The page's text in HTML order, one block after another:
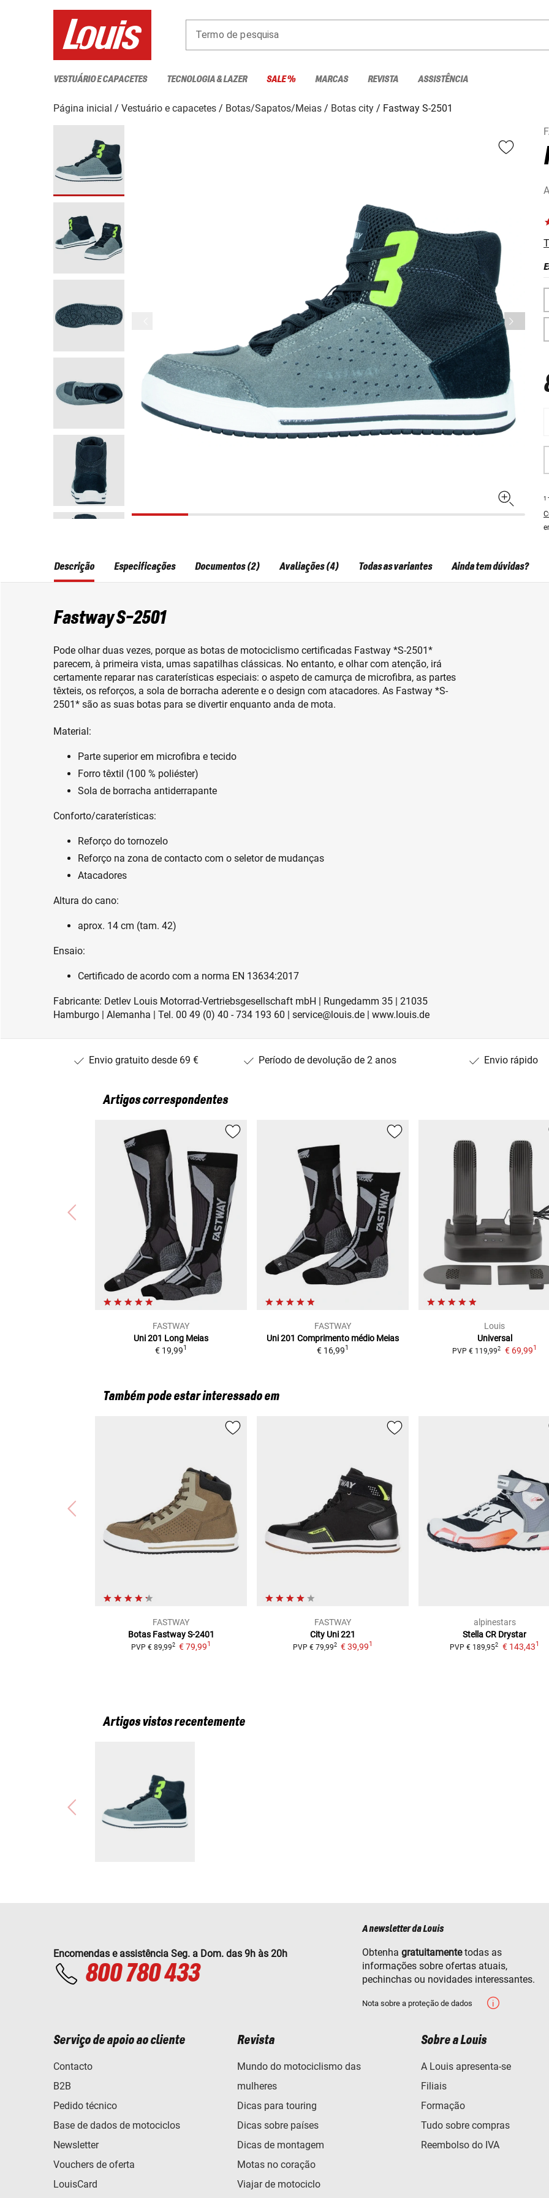
Termo de pesquisa
VESTUÁRIO E CAPACETES TECNOLOGIA & LAZER SALE % MARCAS REVISTA ASSISTÊNCIA
Página inicial Vestuário e capacetes Botas/Sapatos/Meias Botas city
Fastway S-2501
1
Descrição
Fastway S-2501
Pode olhar duas vezes, porque as botas de motociclismo certificadas Fastway *S-2501*
parecem, à primeira vista, umas sapatilhas clássicas. No entanto, e olhar com atenção, irá
certamente reparar nas caraterísticas especiais: o aspeto de camurça de microfibra, as partes
têxteis, os reforços, a sola de borracha aderente e o design com atacadores. As Fastway *S-
2501* são as suas botas para se divertir enquanto anda de mota.
Material:
Parte superior em microfibra e tecido
Forro têxtil (100 % poliéster)
Sola de borracha antiderrapante
Conforto/caraterísticas:
Reforço do tornozelo
Reforço na zona de contacto com o seletor de mudanças
Atacadores
Altura do cano:
aprox. 14 cm (tam. 42)
Ensaio:
Certificado de acordo com a norma EN 13634:2017
Fabricante: Detlev Louis Motorrad-Vertriebsgesellschaft mbH | Rungedamm 35 | 21035
Hamburgo | Alemanha | Tel. 00 49 (0) 40 - 734 193 60 | service@louis.de | www.louis.de
Especificações Documentos (2) Avaliações (4) Todas as variantes Ainda tem dúvidas?
Envio gratuito desde 69 € Período de devolução de 2 anos Envio rápido
Artigos correspondentes
FASTWAY
Uni 201 Long Meias
€ 19,991
FASTWAY
Uni 201 Comprimento médio Meias
€ 16,991
Louis
Universal
PVP € 119,992 € 69,991
Também pode estar interessado em
FASTWAY
Botas Fastway S-2401
PVP € 89,992 € 79,991
FASTWAY
City Uni 221
PVP € 79,992 € 39,991
alpinestars
Stella CR Drystar
PVP € 189,952 € 143,431
Artigos vistos recentemente
Encomendas e assistência Seg. a Dom. das 9h às 20h
800 780 433
A newsletter da Louis
Obtenha gratuitamentetodas as
informações sobre ofertas atuais,
pechinchas ou novidades interessantes.
Nota sobre a proteção de dados
Serviço de apoio ao cliente
Contacto
B2B
Pedido técnico
Base de dados de motociclos
Newsletter
Vouchers de oferta
LouisCard
Revista
Mundo do motociclismo das
mulheres
Dicas para touring
Dicas sobre países
Dicas de montagem
Motas no coração
Viajar de motociclo
Sobre a Louis
A Louis apresenta-se
Filiais
Formação
Tudo sobre compras
Reembolso do IVA